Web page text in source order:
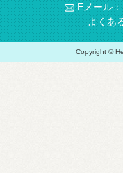
Eメール
よくあ
Copyright ©